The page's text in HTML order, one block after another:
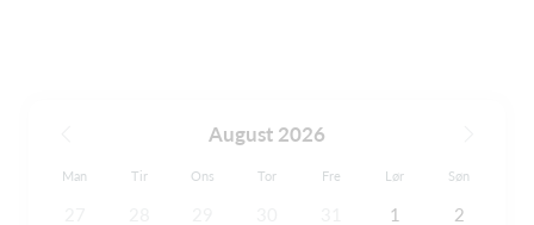
August 2026
Man Tir Ons Tor Fre Lør Søn
1 2